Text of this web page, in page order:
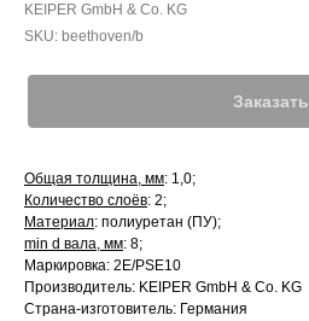
KEIPER GmbH & Co. KG
SKU: beethoven/b
Заказать
Общая толщина, мм: 1,0;
Количество слоёв: 2;
Материал: полиуретан (ПУ);
min d вала, мм: 8;
Маркировка: 2E/PSE10
Производитель: KEIPER GmbH & Co. KG
Страна-изготовитель: Германия